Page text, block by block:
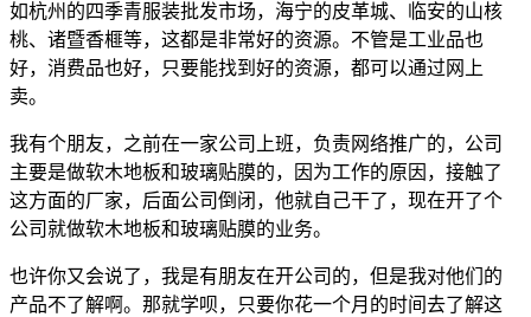
如杭州的四季青服装批发市场，海宁的皮革城、临安的山核
桃、诸暨香榧等，这都是非常好的资源。不管是工业品也
好，消费品也好，只要能找到好的资源，都可以通过网上
卖。
我有个朋友，之前在一家公司上班，负责网络推广的，公司
主要是做软木地板和玻璃贴膜的，因为工作的原因，接触了
这方面的厂家，后面公司倒闭，他就自己干了，现在开了个
公司就做软木地板和玻璃贴膜的业务。
也许你又会说了，我是有朋友在开公司的，但是我对他们的
产品不了解啊。那就学呗，只要你花一个月的时间去了解这